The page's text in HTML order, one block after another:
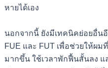
หายได้เอง
นอกจากนี้ ยังมีเทคนิคย่อยอื่น
FUE และ FUT เพื่อช่วยให้ผ
มากขึ้น ใช้เวลาพักฟื้นสั้นลง